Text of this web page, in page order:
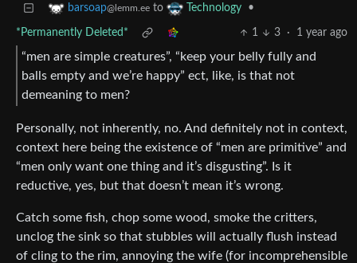
barsoap@lemm.ee to Technology •
*Permanently Deleted* 1 3 · 1 year ago
“men are simple creatures”, “keep your belly fully and
balls empty and we’re happy” ect, like, is that not
demeaning to men?
Personally, not inherently, no. And definitely not in context,
context here being the existence of “men are primitive” and
“men only want one thing and it’s disgusting”. Is it
reductive, yes, but that doesn’t mean it’s wrong.
Catch some fish, chop some wood, smoke the critters,
unclog the sink so that stubbles will actually flush instead
of cling to the rim, annoying the wife (for incomprehensible